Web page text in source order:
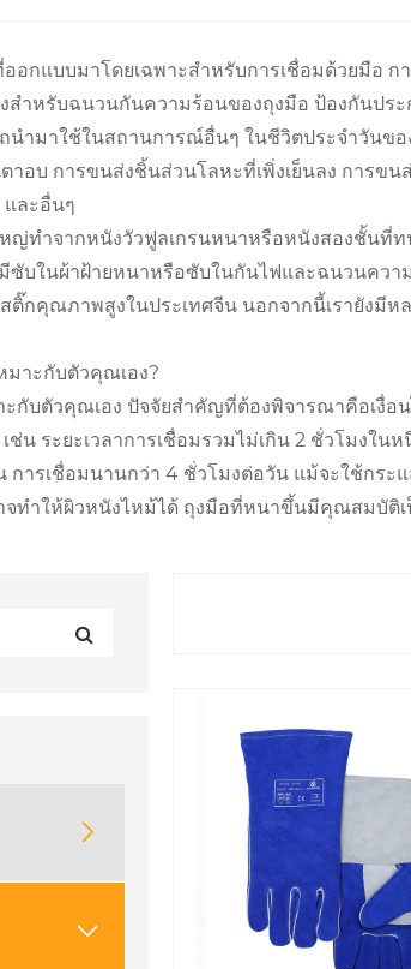
อกแบบมาโดยเฉพาะสำหรับการเชื่อมด้วยมือ
งสำหรับฉนวนกันความร้อนของถุงมือ ป้องกัน
ำมาใช้ในสถานการณ์อื่นๆ ในชีวิตประจำวันข
าอบ การขนส่งชิ้นส่วนโลหะที่เพิ่งเย็นลง กา
และอื่นๆ
ทำจากหนังวัวฟูลเกรนหนาหรือหนังสองชั้นที่
บในผ้าฝ้ายหนาหรือซับในกันไฟและฉนวนควา
ติ๊กคุณภาพสูงในประเทศจีน นอกจากนี้เรายังมีห
มาะกับตัวคุณเอง?
ะกับตัวคุณเอง ปัจจัยสำคัญที่ต้องพิจารณาคือเงื่
ช่น ระยะเวลาการเชื่อมรวมไม่เกิน 2 ชั่วโมงใ
การเชื่อมนานกว่า 4 ชั่วโมงต่อวัน แม้จะใช้ก
จทำให้ผิวหนังไหม้ได้ ถุงมือที่หนาขึ้นมีคุณสมบั

